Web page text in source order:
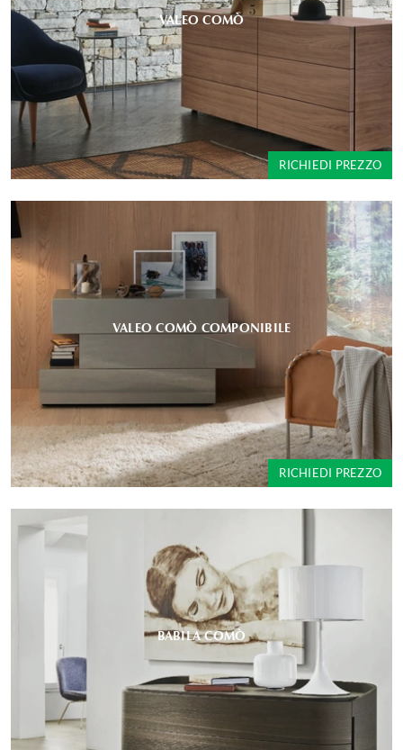
VALEO COMÒ
RICHIEDI PREZZO
VALEO COMÒ COMPONIBILE
RICHIEDI PREZZO
BABILA COMÒ